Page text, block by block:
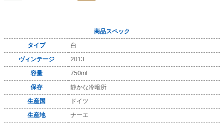
商品スペック
タイプ
白
ヴィンテージ
2013
容量
750ml
保存
静かな冷暗所
生産国
ドイツ
生産地
ナーエ